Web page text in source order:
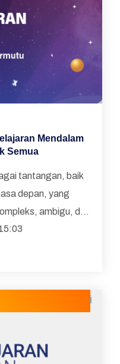
Mendalam
Semua
tantangan, baik
depan, yang
ambigu, dan
tersebut